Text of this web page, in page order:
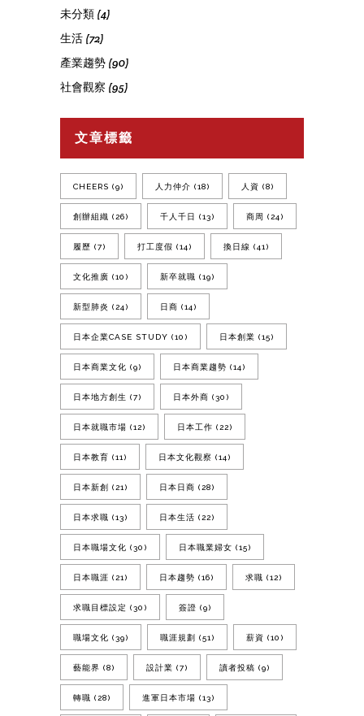
未分類 (4)
生活 (72)
產業趨勢 (90)
社會觀察 (95)
文章標籤
CHEERS (9) 人力仲介 (18) 人資 (8)
創辦組織 (26) 千人千日 (13) 商周 (24)
履歷 (7) 打工度假 (14) 換日線 (41)
文化推廣 (10) 新卒就職 (19)
新型肺炎 (24) 日商 (14)
日本企業CASE STUDY (10) 日本創業 (15)
日本商業文化 (9) 日本商業趨勢 (14)
日本地方創生 (7) 日本外商 (30)
日本就職市場 (12) 日本工作 (22)
日本教育 (11) 日本文化觀察 (14)
日本新創 (21) 日本日商 (28)
日本求職 (13) 日本生活 (22)
日本職場文化 (30) 日本職業婦女 (15)
日本職涯 (21) 日本趨勢 (16) 求職 (12)
求職目標設定 (30) 簽證 (9)
職場文化 (39) 職涯規劃 (51) 薪資 (10)
藝能界 (8) 設計業 (7) 讀者投稿 (9)
轉職 (28) 進軍日本市場 (13)